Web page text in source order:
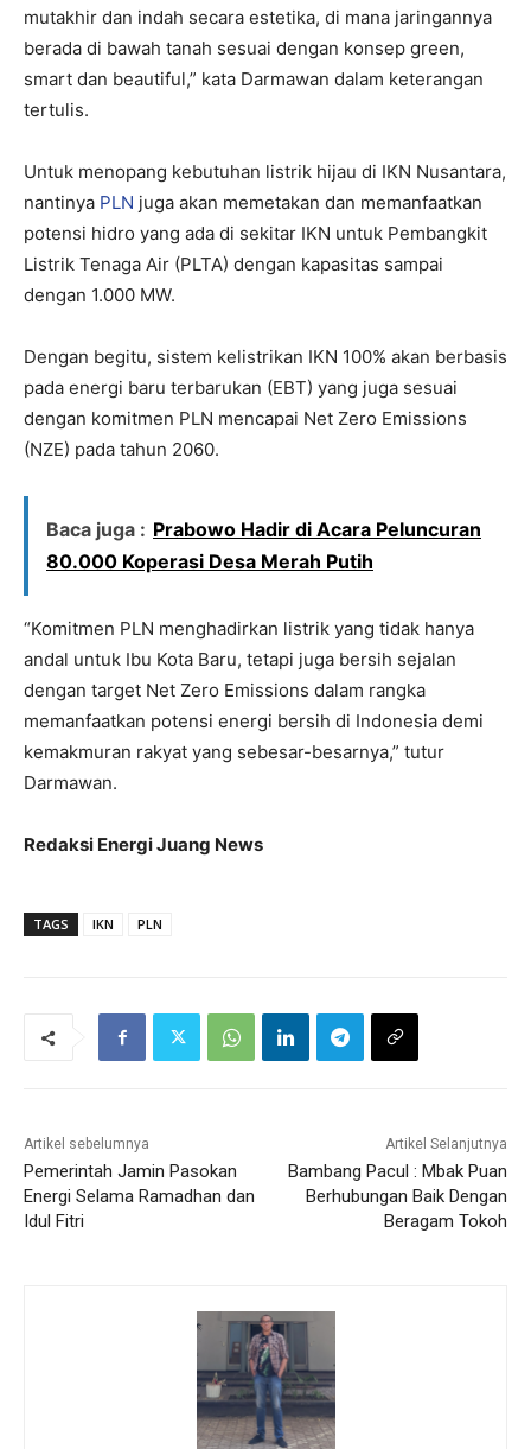
mutakhir dan indah secara estetika, di mana jaringannya
berada di bawah tanah sesuai dengan konsep green,
smart dan beautiful,” kata Darmawan dalam keterangan
tertulis.
Untuk menopang kebutuhan listrik hijau di IKN Nusantara,
nantinya PLN juga akan memetakan dan memanfaatkan
potensi hidro yang ada di sekitar IKN untuk Pembangkit
Listrik Tenaga Air (PLTA) dengan kapasitas sampai
dengan 1.000 MW.
Dengan begitu, sistem kelistrikan IKN 100% akan berbasis
pada energi baru terbarukan (EBT) yang juga sesuai
dengan komitmen PLN mencapai Net Zero Emissions
(NZE) pada tahun 2060.
Baca juga : Prabowo Hadir di Acara Peluncuran
80.000 Koperasi Desa Merah Putih
“Komitmen PLN menghadirkan listrik yang tidak hanya
andal untuk Ibu Kota Baru, tetapi juga bersih sejalan
dengan target Net Zero Emissions dalam rangka
memanfaatkan potensi energi bersih di Indonesia demi
kemakmuran rakyat yang sebesar-besarnya,” tutur
Darmawan.
Redaksi Energi Juang News
TAGS IKN PLN
Artikel sebelumnya
Pemerintah Jamin Pasokan
Energi Selama Ramadhan dan
Idul Fitri
Artikel Selanjutnya
Bambang Pacul : Mbak Puan
Berhubungan Baik Dengan
Beragam Tokoh